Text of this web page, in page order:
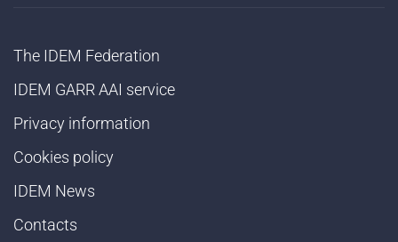
The IDEM Federation
IDEM GARR AAI service
Privacy information
Cookies policy
IDEM News
Contacts